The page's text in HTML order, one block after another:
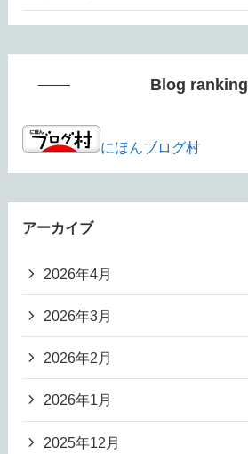
Blog ranking
にほんブログ村
アーカイブ
2026年4月
2026年3月
2026年2月
2026年1月
2025年12月